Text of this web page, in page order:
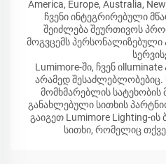
America, Europe, Australia,
ჩვენი ინტეგრირებული
შეიძლება შეურთივოს
მოგვცემს პერსონალიზებული
Lumimore-ში, ჩვენ
არამედ შესაძლებლობებიც.
მომხმარებლის
განახლებული სითხის
გაიგეთ Lumimore Lighting-
სითხი, რომელიც